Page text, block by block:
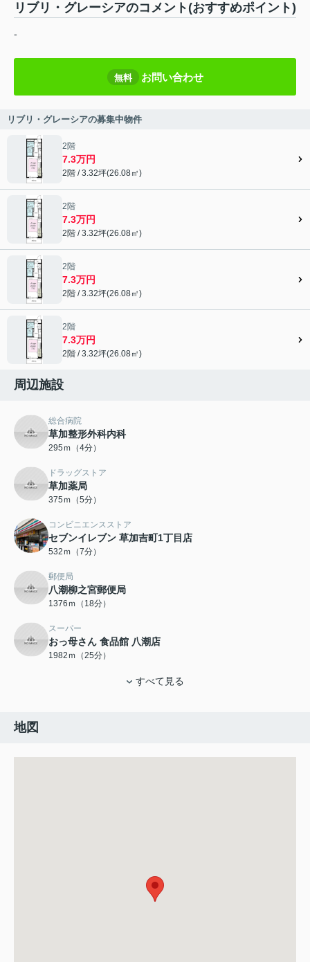
リブリ・グレーシアのコメント(おすすめポイント)
-
無料 お問い合わせ
リブリ・グレーシアの募集中物件
2階
7.3万円
2階 / 3.32坪(26.08㎡)
2階
7.3万円
2階 / 3.32坪(26.08㎡)
2階
7.3万円
2階 / 3.32坪(26.08㎡)
2階
7.3万円
2階 / 3.32坪(26.08㎡)
周辺施設
総合病院
草加整形外科内科
295ｍ（4分）
ドラッグストア
草加薬局
375ｍ（5分）
コンビニエンスストア
セブンイレブン 草加吉町1丁目店
532ｍ（7分）
郵便局
八潮柳之宮郵便局
1376ｍ（18分）
スーパー
おっ母さん 食品館 八潮店
1982ｍ（25分）
すべて見る
地図